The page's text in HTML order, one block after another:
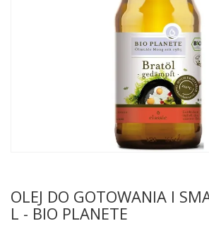
OLEJ DO GOTOWANIA I
L - BIO PLANETE